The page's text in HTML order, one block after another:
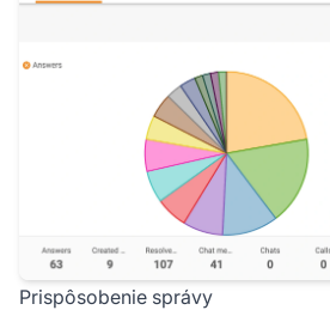
Prispôsobenie správy